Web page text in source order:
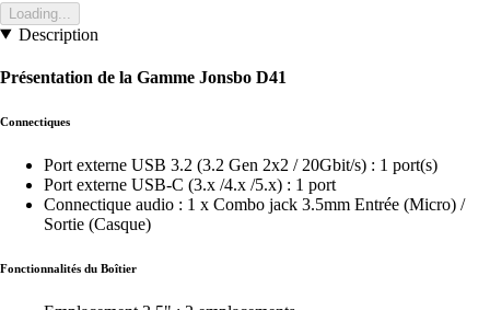
Loading...
Description
Présentation de la Gamme Jonsbo D41
Connectiques
Port externe USB 3.2 (3.2 Gen 2x2 / 20Gbit/s) : 1 port(s)
Port externe USB-C (3.x /4.x /5.x) : 1 port
Connectique audio : 1 x Combo jack 3.5mm Entrée (Micro) /
Sortie (Casque)
Fonctionnalités du Boîtier